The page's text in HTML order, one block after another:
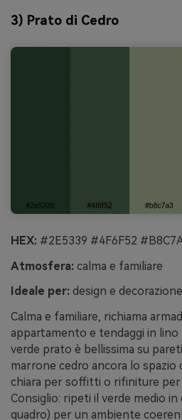
3) Prato di Cedro
HEX: #2E5339 #4F6F52
Atmosfera: calma e familiare
Ideale per: design e
Calma e familiare, richiama
appartamento e tendaggi in lino
verde prato è bellissima su
marrone cedro ancora lo spazio
chiara per soffitti o rifiniture per
Consiglio: ripeti il verde medio
quadro) per un ambiente